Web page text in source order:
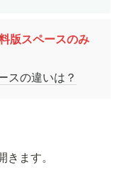
版スペースのみ
スの違いは？
きます。